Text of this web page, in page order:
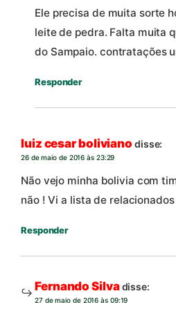
Ele precisa de muita sorte
leite de pedra. Falta muita
do Sampaio. contratações
Responder
luiz cesar boliviano disse:
26 de maio de 2016 às 23:29
Não vejo minha bolivia com
não ! Vi a lista de
Responder
Fernando Silvadisse:
27 de maio de 2016 às 09:19